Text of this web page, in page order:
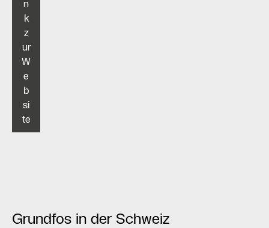
n
k
z
ur
W
e
b
si
te
Grundfos in der Schweiz